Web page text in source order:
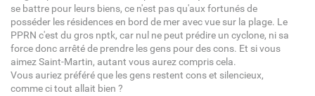
se battre pour leurs biens, ce n'est pas qu'aux fortunés de
posséder les résidences en bord de mer avec vue sur la plage. Le
PPRN c'est du gros nptk, car nul ne peut prédire un cyclone, ni sa
force donc arrêté de prendre les gens pour des cons. Et si vous
aimez Saint-Martin, autant vous aurez compris cela.
Vous auriez préféré que les gens restent cons et silencieux,
comme ci tout allait bien ?